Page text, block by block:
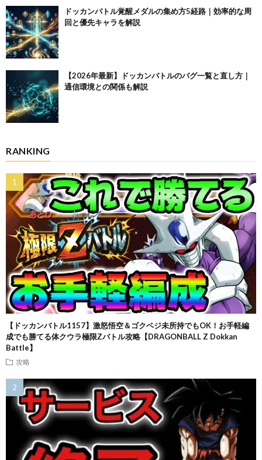
ドッカンバトル覚醒メダルの集め方5経路｜効率的な周
回と優先キャラを解説
【2026年最新】ドッカンバトルのバグ一覧と直し方｜
通信環境との関係も解説
RANKING
【ドッカンバトル1157】激怒悟空＆ゴクベジ未所持でもOK！お手軽編
成でも勝てる体クウラ極限Zバトル攻略【DRAGONBALL Z Dokkan
Battle】
攻略